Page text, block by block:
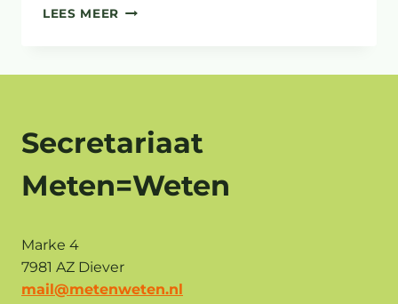
LEES MEER INTENSIEVE
Secretariaat
Meten=Weten
Marke 4
7981 AZ Diever
mail@metenweten.nl